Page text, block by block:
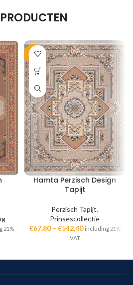
21%
-33%
Hamta Perzisch Design
Tapijt
Perzisch Tapijt,
Prinsescollectie
€67,80– €542,40 including 21%
VAT